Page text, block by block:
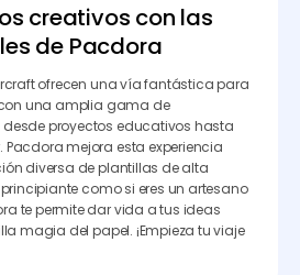
creativos con las
de Pacdora
ofrecen una vía fantástica para
una amplia gama de
proyectos educativos hasta
mejora esta experiencia
diversa de plantillas de alta
como si eres un artesano
te permite dar vida a tus ideas
magia del papel. ¡Empieza tu viaje